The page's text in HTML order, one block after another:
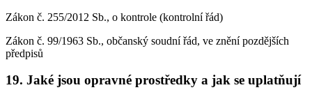
Zákon č. 255/2012 Sb., o kontrole (kontrolní řád)
Zákon č. 99/1963 Sb., občanský soudní řád, ve znění pozdějších
předpisů
19. Jaké jsou opravné prostředky a jak se uplatňují